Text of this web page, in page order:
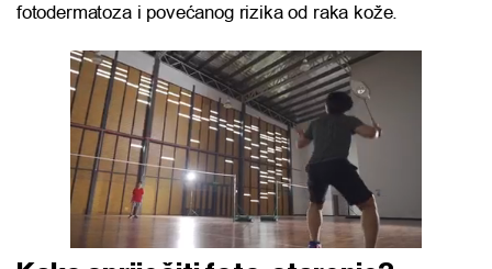
fotodermatoza i povećanog rizika od raka kože.